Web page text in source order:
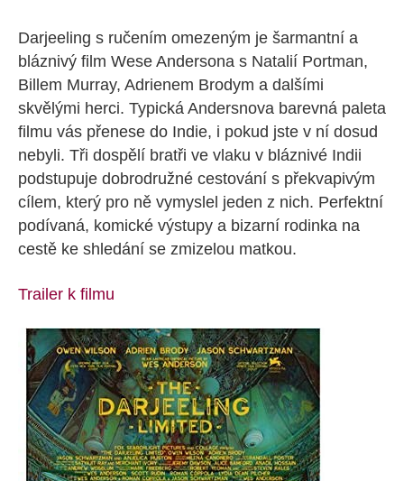
Darjeeling s ručením omezeným je šarmantní a
bláznivý film Wese Andersona s Natalií Portman,
Billem Murray, Adrienem Brodym a dalšími
skvělými herci. Typická Andersnova barevná paleta
filmu vás přenese do Indie, i pokud jste v ní dosud
nebyli. Tři dospělí bratři ve vlaku v bláznivé Indii
podstupuje dobrodružné cestování s překvapivým
cílem, který pro ně vymyslel jeden z nich. Perfektní
podívaná, komické výstupy a bizarní rodinka na
cestě ke shledání se zmizelou matkou.
Trailer k filmu